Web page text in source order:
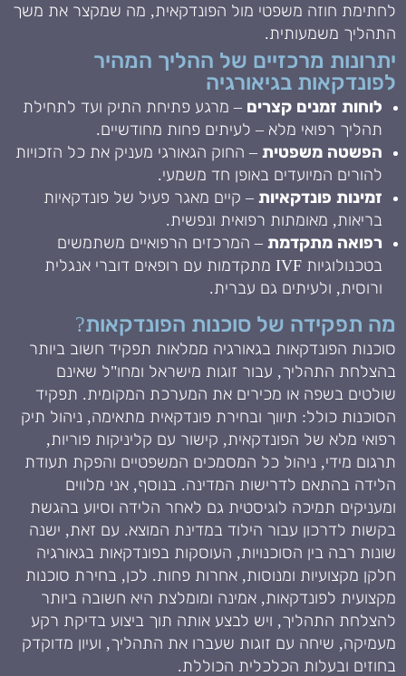
לחתימת חוזה משפטי מול הפונדקאית, מה שמקצר את משך
התהליך משמעותית.
יתרונות מרכזיים של ההליך המהיר
לפונדקאות בגיאורגיה
לוחות זמנים קצרים – מרגע פתיחת התיק ועד לתחילת
תהליך רפואי מלא – לעיתים פחות מחודשיים.
הפשטה משפטית – החוק הגאורגי מעניק את כל הזכויות
להורים המיועדים באופן חד משמעי.
זמינות פונדקאיות – קיים מאגר פעיל של פונדקאיות
בריאות, מאומתות רפואית ונפשית.
רפואה מתקדמת – המרכזים הרפואיים משתמשים
בטכנולוגיות IVF מתקדמות עם רופאים דוברי אנגלית
ורוסית, ולעיתים גם עברית.
מה תפקידה של סוכנות הפונדקאות?
סוכנות הפונדקאות בגאורגיה ממלאות תפקיד חשוב ביותר
בהצלחת התהליך, עבור זוגות מישראל ומחו"ל שאינם
שולטים בשפה או מכירים את המערכת המקומית. תפקיד
הסוכנות כולל: תיווך ובחירת פונדקאית מתאימה, ניהול תיק
רפואי מלא של הפונדקאית, קישור עם קליניקות פוריות,
תרגום מידי, ניהול כל המסמכים המשפטיים והפקת תעודת
הלידה בהתאם לדרישות המדינה. בנוסף, אני מלווים
ומעניקים תמיכה לוגיסטית גם לאחר הלידה וסיוע בהגשת
בקשות לדרכון עבור הילוד במדינת המוצא. עם זאת, ישנה
שונות רבה בין הסוכנויות, העוסקות בפונדקאות בגאורגיה
חלקן מקצועיות ומנוסות, אחרות פחות. לכן, בחירת סוכנות
מקצועית לפונדקאות, אמינה ומומלצת היא חשובה ביותר
להצלחת התהליך, ויש לבצע אותה תוך ביצוע בדיקת רקע
מעמיקה, שיחה עם זוגות שעברו את התהליך, ועיון מדוקדק
בחוזים ובעלות הכלכלית הכוללת.